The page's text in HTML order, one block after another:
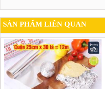
SẢN PHẨM LIÊN QUAN